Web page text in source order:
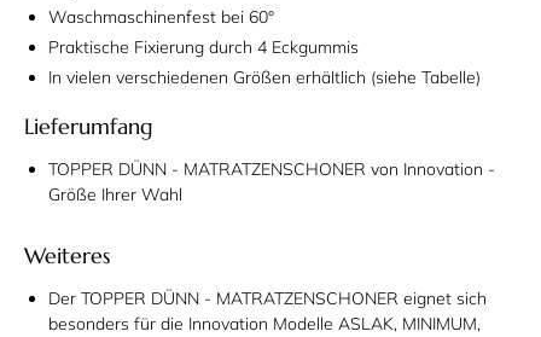
Waschmaschinenfest bei 60°
Praktische Fixierung durch 4 Eckgummis
In vielen verschiedenen Größen erhältlich (siehe Tabelle)
Lieferumfang
TOPPER DÜNN - MATRATZENSCHONER von Innovation -
Größe Ihrer Wahl
Weiteres
Der TOPPER DÜNN - MATRATZENSCHONER eignet sich
besonders für die Innovation Modelle ASLAK, MINIMUM,